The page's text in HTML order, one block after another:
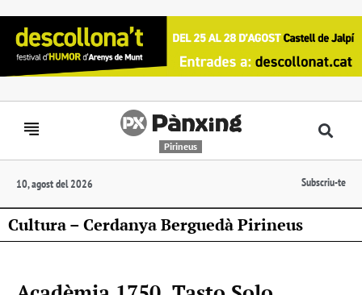
Pirineus
10, agost del 2026 Subscriu-te
Cultura – Cerdanya Berguedà Pirineus